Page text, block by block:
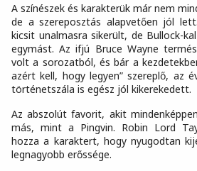
A színészek és karakterük már nem
de a szereposztás alapvetően jól
kicsit unalmasra sikerült, de Bullock-
egymást. Az ifjú Bruce Wayne
volt a sorozatból, és bár a
azért kell, hogy legyen” szereplő, az
történetszála is egész jól kikerekedett.
Az abszolút favorit, akit
más, mint a Pingvin. Robin Lord
hozza a karaktert, hogy nyugodtan
legnagyobb erőssége.